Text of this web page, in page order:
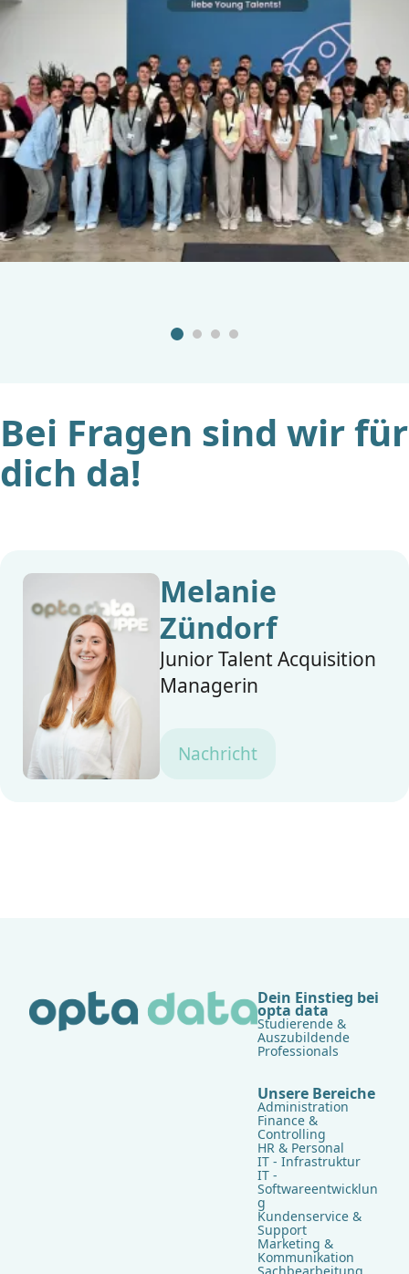
Bei Fragen sind wir für
dich da!
Melanie
Zündorf
Junior Talent Acquisition
Managerin
Nachricht
Dein Einstieg bei
opta data
Studierende &
Auszubildende
Professionals
Unsere Bereiche
Administration
Finance &
Controlling
HR & Personal
IT - Infrastruktur
IT -
Softwareentwicklun
g
Kundenservice &
Support
Marketing &
Kommunikation
Sachbearbeitung